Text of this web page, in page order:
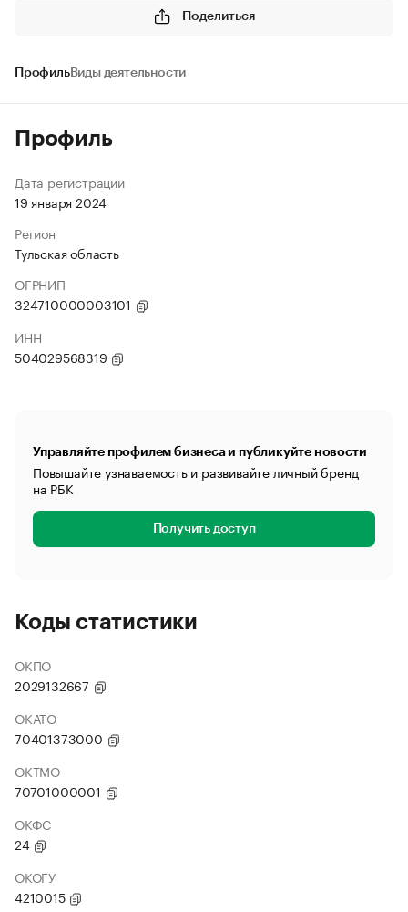
Поделиться
ПрофильВиды деятельности
Профиль
Дата регистрации
19 января 2024
Регион
Тульская область
ОГРНИП
324710000003101
ИНН
504029568319
Управляйте профилем бизнеса и публикуйте новости
Повышайте узнаваемость и развивайте личный бренд
на РБК
Получить доступ
Коды статистики
ОКПО
2029132667
ОКАТО
70401373000
ОКТМО
70701000001
ОКФС
24
ОКОГУ
4210015